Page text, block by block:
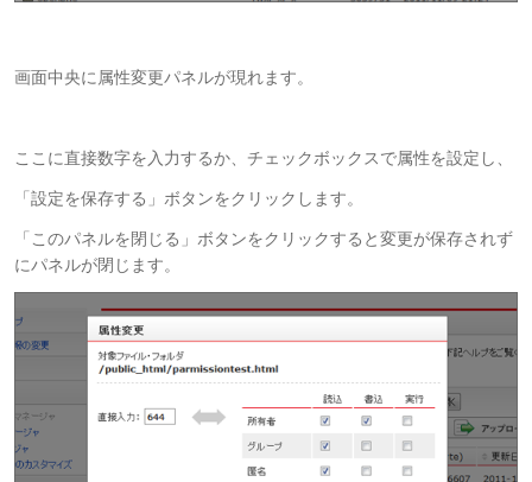
画面中央に属性変更パネルが現れます。
ここに直接数字を入力するか、チェックボックスで属性を設定し、
「設定を保存する」ボタンをクリックします。
「このパネルを閉じる」ボタンをクリックすると変更が保存されず
にパネルが閉じます。